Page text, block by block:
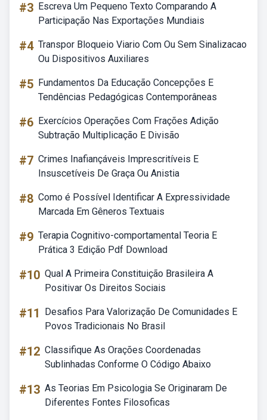
#3 Escreva Um Pequeno Texto Comparando A
Participação Nas Exportações Mundiais
#4 Transpor Bloqueio Viario Com Ou Sem Sinalizacao
Ou Dispositivos Auxiliares
#5 Fundamentos Da Educação Concepções E
Tendências Pedagógicas Contemporâneas
#6 Exercícios Operações Com Frações Adição
Subtração Multiplicação E Divisão
#7 Crimes Inafiançáveis Imprescritíveis E
Insuscetíveis De Graça Ou Anistia
#8 Como é Possível Identificar A Expressividade
Marcada Em Gêneros Textuais
#9 Terapia Cognitivo-comportamental Teoria E
Prática 3 Edição Pdf Download
#10 Qual A Primeira Constituição Brasileira A
Positivar Os Direitos Sociais
#11
Desafios Para Valorização De Comunidades E
Povos Tradicionais No Brasil
#12 Classifique As Orações Coordenadas
Sublinhadas Conforme O Código Abaixo
#13 As Teorias Em Psicologia Se Originaram De
Diferentes Fontes Filosoficas